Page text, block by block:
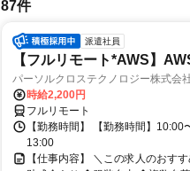
87件
派遣社員
【フルリモート*AWS】
パーソルクロステクノロジー株式会
時給2,200円
フルリモート
【勤務時間】 【勤務時間】
13:00
【仕事内容】 ＼この求人のおす